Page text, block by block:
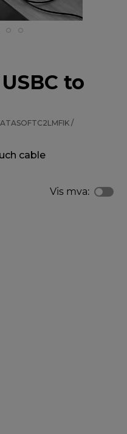
to
/
cable
Vis mva: